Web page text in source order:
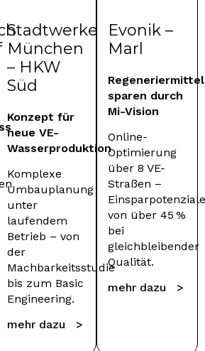
Stadtwerke
München
– HKW
Süd
Konzept für
neue VE-
Wasserproduktion
Komplexe
Umbauplanung
unter
laufendem
Betrieb – von
der
Machbarkeitsstudie
bis zum Basic
Engineering.
mehr dazu >
Evonik –
Marl
Regeneriermittel
sparen durch
Mi-Vision
Online-
Optimierung
über 8 VE-
Straßen –
von über 45 %
bei
gleichbleibender
Qualität.
mehr dazu >